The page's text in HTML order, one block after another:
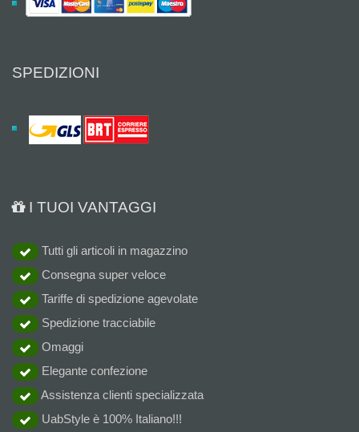
SPEDIZIONI
I TUOI VANTAGGI
Tutti gli articoli in magazzino
Consegna super veloce
Tariffe di spedizione agevolate
Spedizione tracciabile
Omaggi
Elegante confezione
Assistenza clienti specializzata
UabStyle è 100% Italiano!!!